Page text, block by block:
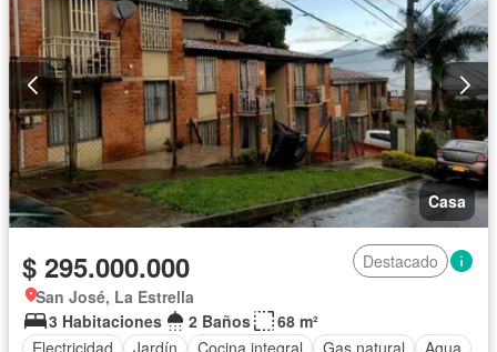
Casa
$ 295.000.000
Destacado
San José, La Estrella
3 Habitaciones
2 Baños
68 m²